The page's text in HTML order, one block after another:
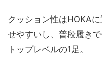
クッション性はHOKA
せやすいし、普段履き
トップレベルの1足。